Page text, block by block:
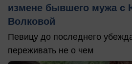
измене бывшего мужа с
Волковой
Певицу до последнего
переживать не о чем